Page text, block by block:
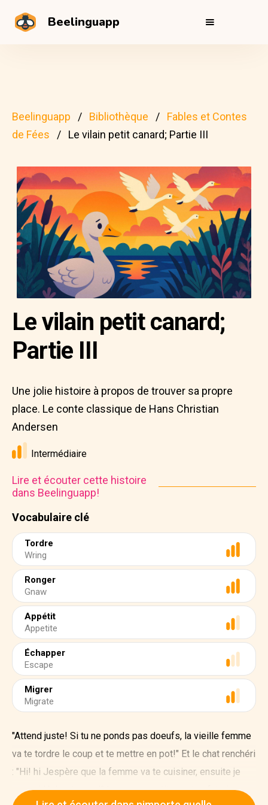
Beelinguapp
Beelinguapp Bibliothèque
Fables et Contes
de Fées
Le vilain petit canard; Partie III
Vocabulaire clé
Tordre
Wring
Ronger
Gnaw
Appétit
Appetite
Échapper
Escape
Migrer
Migrate
Le vilain petit canard;
Partie III
Une jolie histoire à propos de trouver sa propre
place. Le conte classique de Hans Christian
Andersen
Intermédiaire
Lire et écouter cette histoire
dans Beelinguapp!
"Attend juste! Si tu ne ponds pas doeufs, la vieille femme
va te tordre le coup et te mettre en pot!" Et le chat renchéri
: "Hi! hi Jespère que la femme va te cuisiner, ensuite je
pourrai lécher tes os!" Le pauvre petit caneton fut si